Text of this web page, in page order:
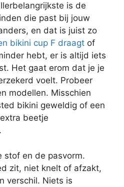
is de
die past bij jouw
en dat is juist zo
bikini cup F draagt of
hebt, er is altijd iets
Het gaat erom dat je je
voelt. Probeer
modellen. Misschien
bikini geweldig of een
beetje
stof en de pasvorm.
zit, niet knelt of afzakt,
verschil. Niets is